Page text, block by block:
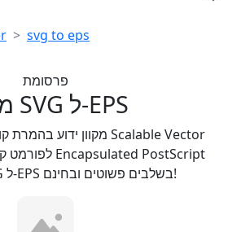
svg to eps
פרסומת
ממיר SVG ל-EPS
(EPS). שנה SVG ל-EPS בשלבים פשוטים ובחינם!